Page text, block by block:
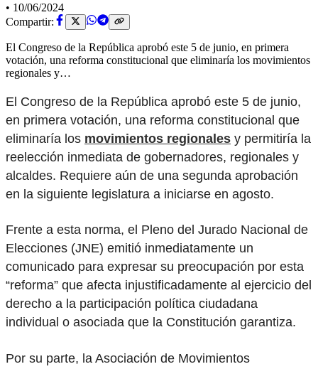
• 10/06/2024
Compartir:
El Congreso de la República aprobó este 5 de junio, en primera
votación, una reforma constitucional que eliminaría los movimientos
regionales y…
El Congreso de la República aprobó este 5 de junio,
en primera votación, una reforma constitucional que
eliminaría los movimientos regionales y permitiría la
reelección inmediata de gobernadores, regionales y
alcaldes. Requiere aún de una segunda aprobación
en la siguiente legislatura a iniciarse en agosto.
Frente a esta norma, el Pleno del Jurado Nacional de
Elecciones (JNE) emitió inmediatamente un
comunicado para expresar su preocupación por esta
“reforma” que afecta injustificadamente al ejercicio del
derecho a la participación política ciudadana
individual o asociada que la Constitución garantiza.
Por su parte, la Asociación de Movimientos